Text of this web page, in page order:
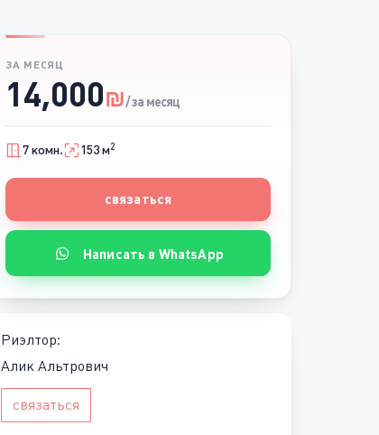
ЗА МЕСЯЦ
14,000₪/ за месяц
7 комн. 153 м2
связаться
Написать в WhatsApp
Риэлтор:
Алик Альтрович
связаться